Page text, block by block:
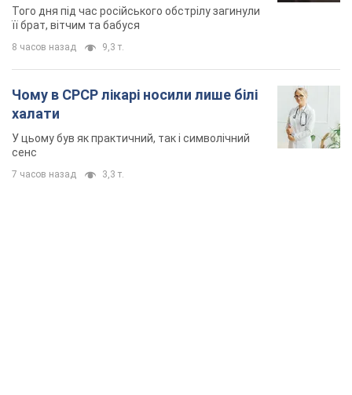
Того дня під час російського обстрілу загинули
її брат, вітчим та бабуся
8 часов назад 9,3 т.
Чому в СРСР лікарі носили лише білі
халати
У цьому був як практичний, так і символічний
сенс
7 часов назад 3,3 т.